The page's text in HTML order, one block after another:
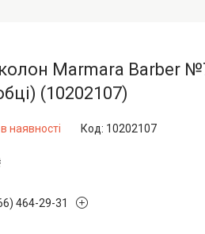
Marmara Barber
(10202107)
наявності Код: 10202107
464-29-31